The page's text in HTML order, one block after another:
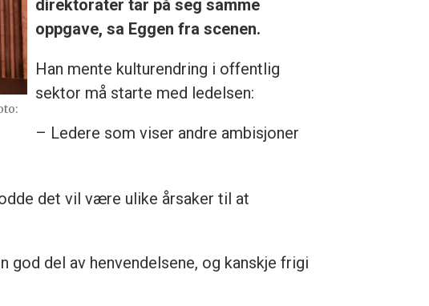
direktorater tar på seg samme
oppgave, sa Eggen fra scenen.
Han mente kulturendring i offentlig
sektor må starte med ledelsen:
– Ledere som viser andre ambisjoner
det vil være ulike årsaker til at
del av henvendelsene, og kanskje frigi